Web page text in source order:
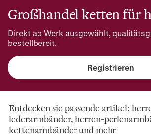
Großhandel ketten für
Direkt ab Werk ausgewählt,
bestellbereit.
Registrieren
Entdecken sie passende artikel:
lederarmbänder, herren-
kettenarmbänder und mehr